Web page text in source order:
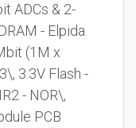
ADCs & 2-
- Elpida
(1M x
3.3V Flash -
- NOR\,
PCB